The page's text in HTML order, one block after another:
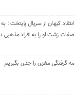
انتقاد کیهان از سریال پایتخت :
صفات زشت او را به افراد مذهبی
مه گرفتگی مغزی را جدی بگیریم